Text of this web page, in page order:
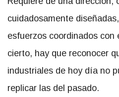
cuidadosamente
esfuerzos coordinados con
cierto, hay que reconocer
industriales de hoy día no
replicar las del pasado.